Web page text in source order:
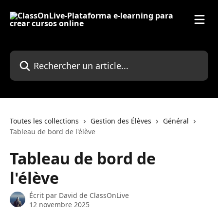
Rechercher un article...
Toutes les collections Gestion des Élèves
Général
Tableau de bord de l'élève
Tableau de bord de
l'élève
Écrit par David de ClassOnLive
12 novembre 2025